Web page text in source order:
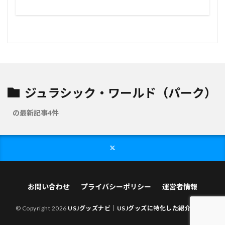
ジュラシック・ワールド（パーク）
の最新記事4件
お問い合わせ プライバシーポリシー 運営者情報
© Copyright 2026 USJグッズナビ｜USJグッズに特化した紹介サイト